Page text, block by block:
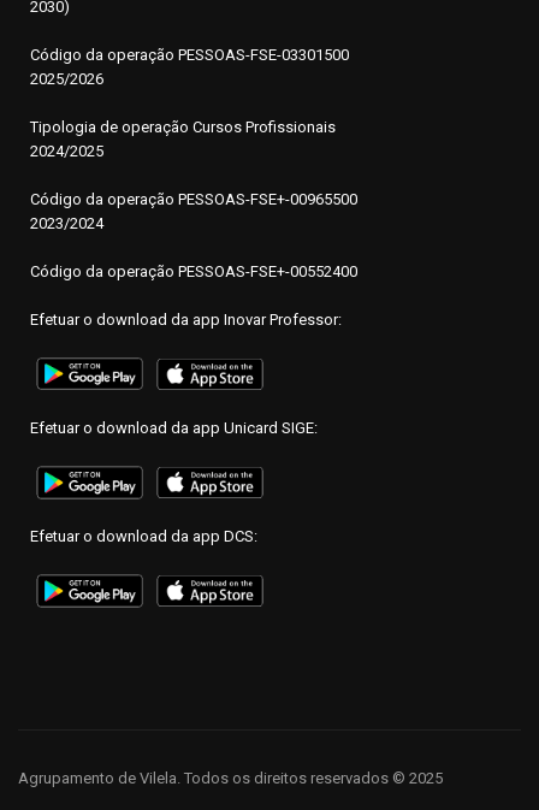
2030)
Código da operação PESSOAS-FSE-03301500
2025/2026
Tipologia de operação Cursos Profissionais
2024/2025
Código da operação PESSOAS-FSE+-00965500
2023/2024
Código da operação PESSOAS-FSE+-00552400
Efetuar o download da app Inovar Professor:
Efetuar o download da app Unicard SIGE:
Efetuar o download da app DCS:
Agrupamento de Vilela. Todos os direitos reservados © 2025